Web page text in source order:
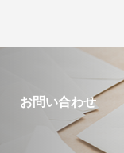
お問い合わせ